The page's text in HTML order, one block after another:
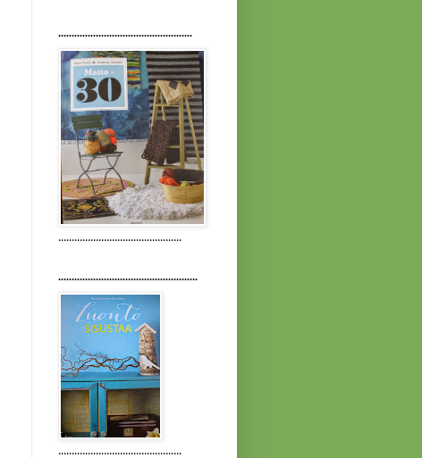
..................................................
..............................................
....................................................
..............................................